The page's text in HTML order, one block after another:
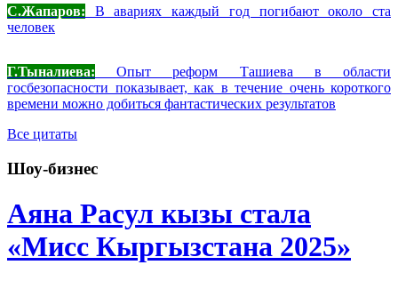
С.Жапаров: В авариях каждый год погибают около ста
человек
Г.Тыналиева: Опыт реформ Ташиева в области
госбезопасности показывает, как в течение очень короткого
времени можно добиться фантастических результатов
Все цитаты
Шоу-бизнес
Аяна Расул кызы стала
«Мисс Кыргызстана 2025»